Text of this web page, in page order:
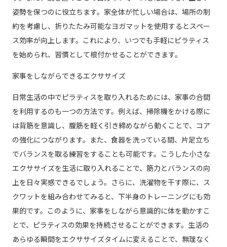
姿勢を保つのに役立ちます。家全体が忙しい場合は、場所の制
約を考慮し、折りたたみ可能なヨガマットを使用するとスペー
ス効率が向上します。これにより、いつでも手軽にピラティス
を始められ、習慣として根付かせることができます。
家事をしながらできるエクササイズ
日常生活の中でピラティスを取り入れるためには、家事の合間
を利用するのも一つの方法です。例えば、掃除機をかける際に
は背筋を意識し、腹筋を軽く引き締めながら動くことで、コア
の強化につながります。また、食器を洗っている間、片足立ち
でバランスを取る練習をすることも可能です。こうした小さな
エクササイズを生活に取り入れることで、筋力とバランスの向
上を日々実感できるでしょう。さらに、洗濯物を干す際に、ス
クワットを組み合わせてみると、下半身のトレーニングにも効
果的です。このように、家事をしながら意識的に体を動かすこ
とで、ピラティスの効果を持続させることができます。生活の
あらゆる瞬間をエクササイズタイムに変えることで、無理なく